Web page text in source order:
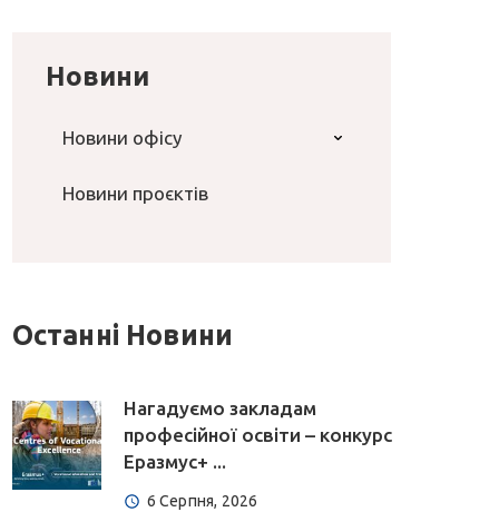
Новини
Новини офісу
Новини проєктів
Останні Новини
Нагадуємо закладам
професійної освіти – конкурс
Еразмус+ ...
6 Серпня, 2026